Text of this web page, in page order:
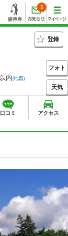
1
登録
内(地図)
フォト
天気
口コミ アクセス